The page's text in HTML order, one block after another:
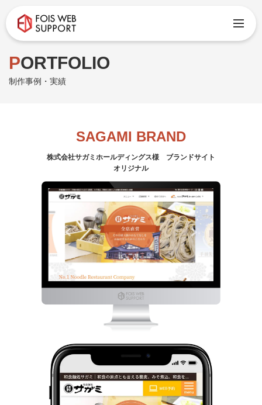
PORTFOLIO
制作事例・実績
SAGAMI BRAND
株式会社サガミホールディングス様 ブランドサイト
オリジナル